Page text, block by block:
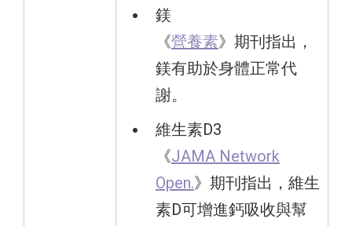
鎂
《營養素》期刊指出，
鎂有助於身體正常代
謝。
維生素D3
《JAMA Network
Open.》期刊指出，維生
素D可增進鈣吸收與幫